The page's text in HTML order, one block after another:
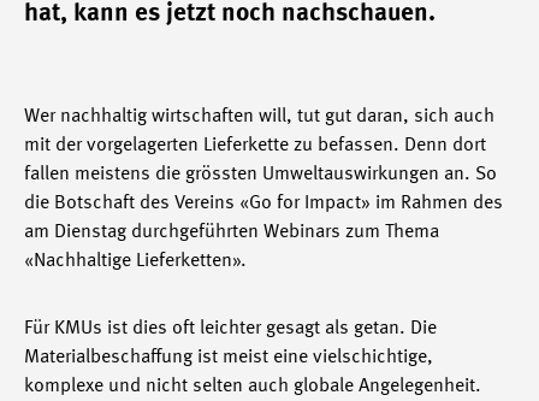
hat, kann es jetzt noch nachschauen.
Wer nachhaltig wirtschaften will, tut gut daran, sich auch
mit der vorgelagerten Lieferkette zu befassen. Denn dort
fallen meistens die grössten Umweltauswirkungen an. So
die Botschaft des Vereins «Go for Impact» im Rahmen des
am Dienstag durchgeführten Webinars zum Thema
«Nachhaltige Lieferketten».
Für KMUs ist dies oft leichter gesagt als getan. Die
Materialbeschaffung ist meist eine vielschichtige,
komplexe und nicht selten auch globale Angelegenheit.